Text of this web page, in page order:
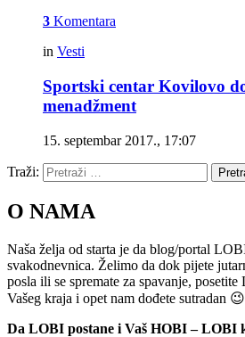
3 Komentara
in Vesti
Sportski centar Kovilovo
menadžment
15. septembar 2017., 17:07
Traži:
O NAMA
Naša želja od starta je da blog/portal
svakodnevnica. Želimo da dok pijete
posla ili se spremate za spavanje,
Vašeg kraja i opet nam dođete sutradan 😉
Da LOBI postane i Vaš HOBI – LOBI